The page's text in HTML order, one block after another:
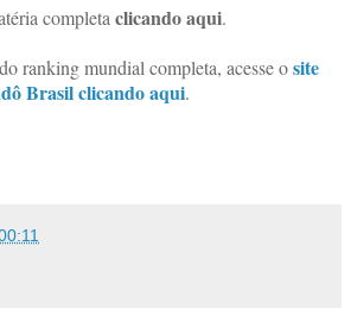
completa clicando aqui.
ranking mundial completa, acesse osite
Brasil clicando aqui.